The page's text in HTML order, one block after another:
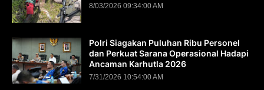
8/03/2026 09:34:00 AM
Polri Siagakan Puluhan Ribu Personel
dan Perkuat Sarana Operasional Hadapi
Ancaman Karhutla 2026
7/31/2026 10:54:00 AM